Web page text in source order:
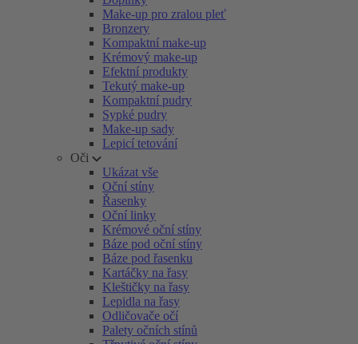
Make-up pro zralou pleť
Bronzery
Kompaktní make-up
Krémový make-up
Efektní produkty
Tekutý make-up
Kompaktní pudry
Sypké pudry
Make-up sady
Lepicí tetování
Oči
Ukázat vše
Oční stíny
Řasenky
Oční linky
Krémové oční stíny
Báze pod oční stíny
Báze pod řasenku
Kartáčky na řasy
Kleštičky na řasy
Lepidla na řasy
Odličovače očí
Palety očních stínů